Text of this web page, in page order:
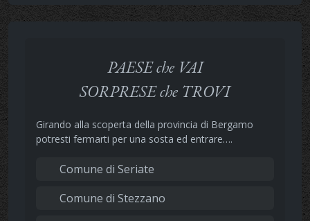
PAESE che VAI
SORPRESE che TROVI
Girando alla scoperta della provincia di Bergamo
potresti fermarti per una sosta ed entrare….
Comune di Seriate
Comune di Stezzano